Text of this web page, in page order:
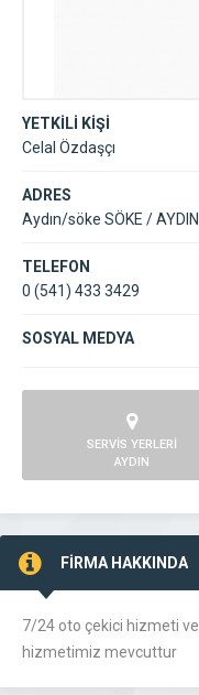
YETKİLİ KİŞİ
Celal Özdaşçı
ADRES
Aydın/söke SÖKE / AYDIN
TELEFON
0 (541) 433 3429
SOSYAL MEDYA
SERVİS YERLERİ
AYDIN
FİRMA HAKKINDA
7/24 oto çekici hizmeti
hizmetimiz mevcuttur